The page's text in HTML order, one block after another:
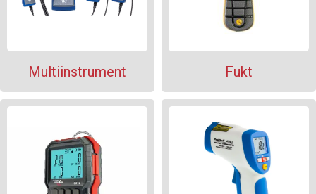
Multiinstrument Fukt